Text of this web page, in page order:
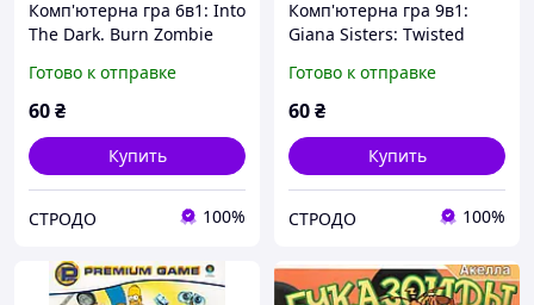
Комп'ютерна гра 6в1: Into
The Dark. Burn Zombie
DVD)
Готово к отправке
60₴
Купить
СТРОДО 100%
Комп'ютерна гра 9в1:
Giana Sisters: Twisted
2. Rayman (PC DVD)
Готово к отправке
60₴
Купить
СТРОДО 100%